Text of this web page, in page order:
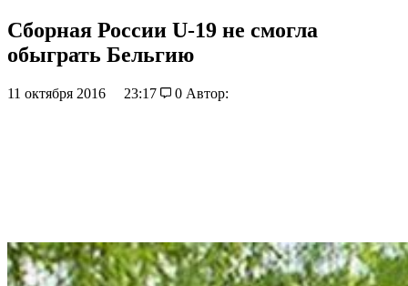
Сборная России U-19 не смогла
обыграть Бельгию
11 октября 2016 23:17 0 Автор: